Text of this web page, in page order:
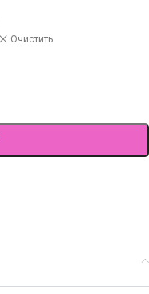
Очистить